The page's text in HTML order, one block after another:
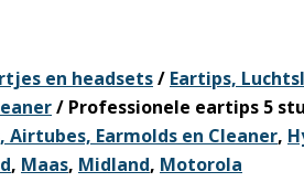
en headsets/ Eartips,
/ Professionele eartips 5
Earmolds en Cleaner,
, Maas, Midland, Motorola